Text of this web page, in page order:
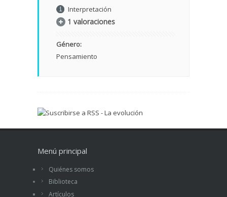
Interpretación
1 valoraciones
Género:
Pensamiento
Menú principal
Quiénes somos
Biblioteca
Artículos